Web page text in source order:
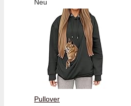
Neu
Pullover